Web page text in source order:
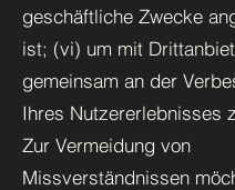
geschäftliche Zwecke
ist; (vi) um mit
gemeinsam an der
Ihres Nutzererlebnisses
Zur Vermeidung von
Missverständnissen